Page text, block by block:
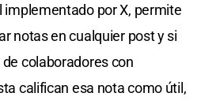
implementado por X, permite
notas en cualquier post y si
colaboradores con
califican esa nota como útil,